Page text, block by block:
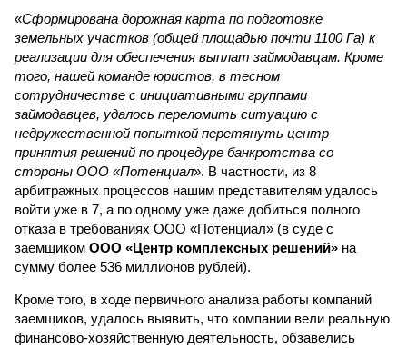
«Сформирована дорожная карта по подготовке
земельных участков (общей площадью почти 1100 Га) к
реализации для обеспечения выплат займодавцам. Кроме
того, нашей команде юристов, в тесном
сотрудничестве с инициативными группами
займодавцев, удалось переломить ситуацию с
недружественной попыткой перетянуть центр
принятия решений по процедуре банкротства со
стороны ООО «Потенциал». В частности, из 8
арбитражных процессов нашим представителям удалось
войти уже в 7, а по одному уже даже добиться полного
отказа в требованиях ООО «Потенциал» (в суде с
заемщиком ООО «Центр комплексных решений» на
сумму более 536 миллионов рублей).
Кроме того, в ходе первичного анализа работы компаний
заемщиков, удалось выявить, что компании вели реальную
финансово-хозяйственную деятельность, обзавелись